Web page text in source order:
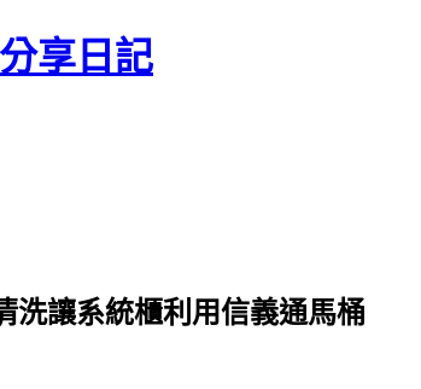
享日記
洗讓系統櫃利用信義通馬桶